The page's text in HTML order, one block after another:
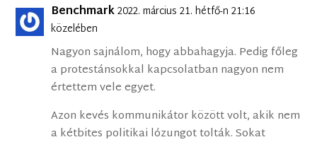
Benchmark2022. március 21. hétfő-n 21:16
közelében
Nagyon sajnálom, hogy abbahagyja. Pedig főleg
a protestánsokkal kapcsolatban nagyon nem
értettem vele egyet.
Azon kevés kommunikátor között volt, akik nem
a kétbites politikai lózungot tolták. Sokat